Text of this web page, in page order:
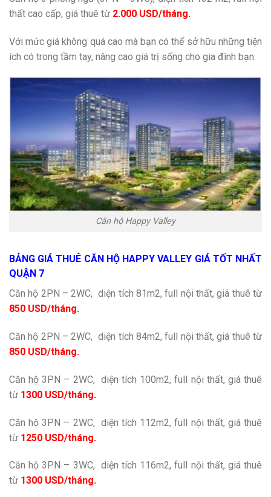
thất cao cấp, giá thuê từ 2.000 USD/tháng.
Với mức giá không quá cao mà bạn có thể sở hữu những tiện
ích có trong tầm tay, nâng cao giá trị sống cho gia đình bạn.
Căn hộ Happy Valley
BẢNG GIÁ THUÊ CĂN HỘ HAPPY VALLEY GIÁ TỐT NHẤT
QUẬN 7
Căn hộ 2PN – 2WC, diện tích 81m2, full nội thất, giá thuê từ
850 USD/tháng.
Căn hộ 2PN – 2WC, diện tích 84m2, full nội thất, giá thuê từ
850 USD/tháng.
Căn hộ 3PN – 2WC, diện tích 100m2, full nội thất, giá thuê
từ 1300 USD/tháng.
Căn hộ 3PN – 2WC, diện tích 112m2, full nội thất, giá thuê
từ 1250 USD/tháng.
Căn hộ 3PN – 3WC, diện tích 116m2, full nội thất, giá thuê
từ 1300 USD/tháng.